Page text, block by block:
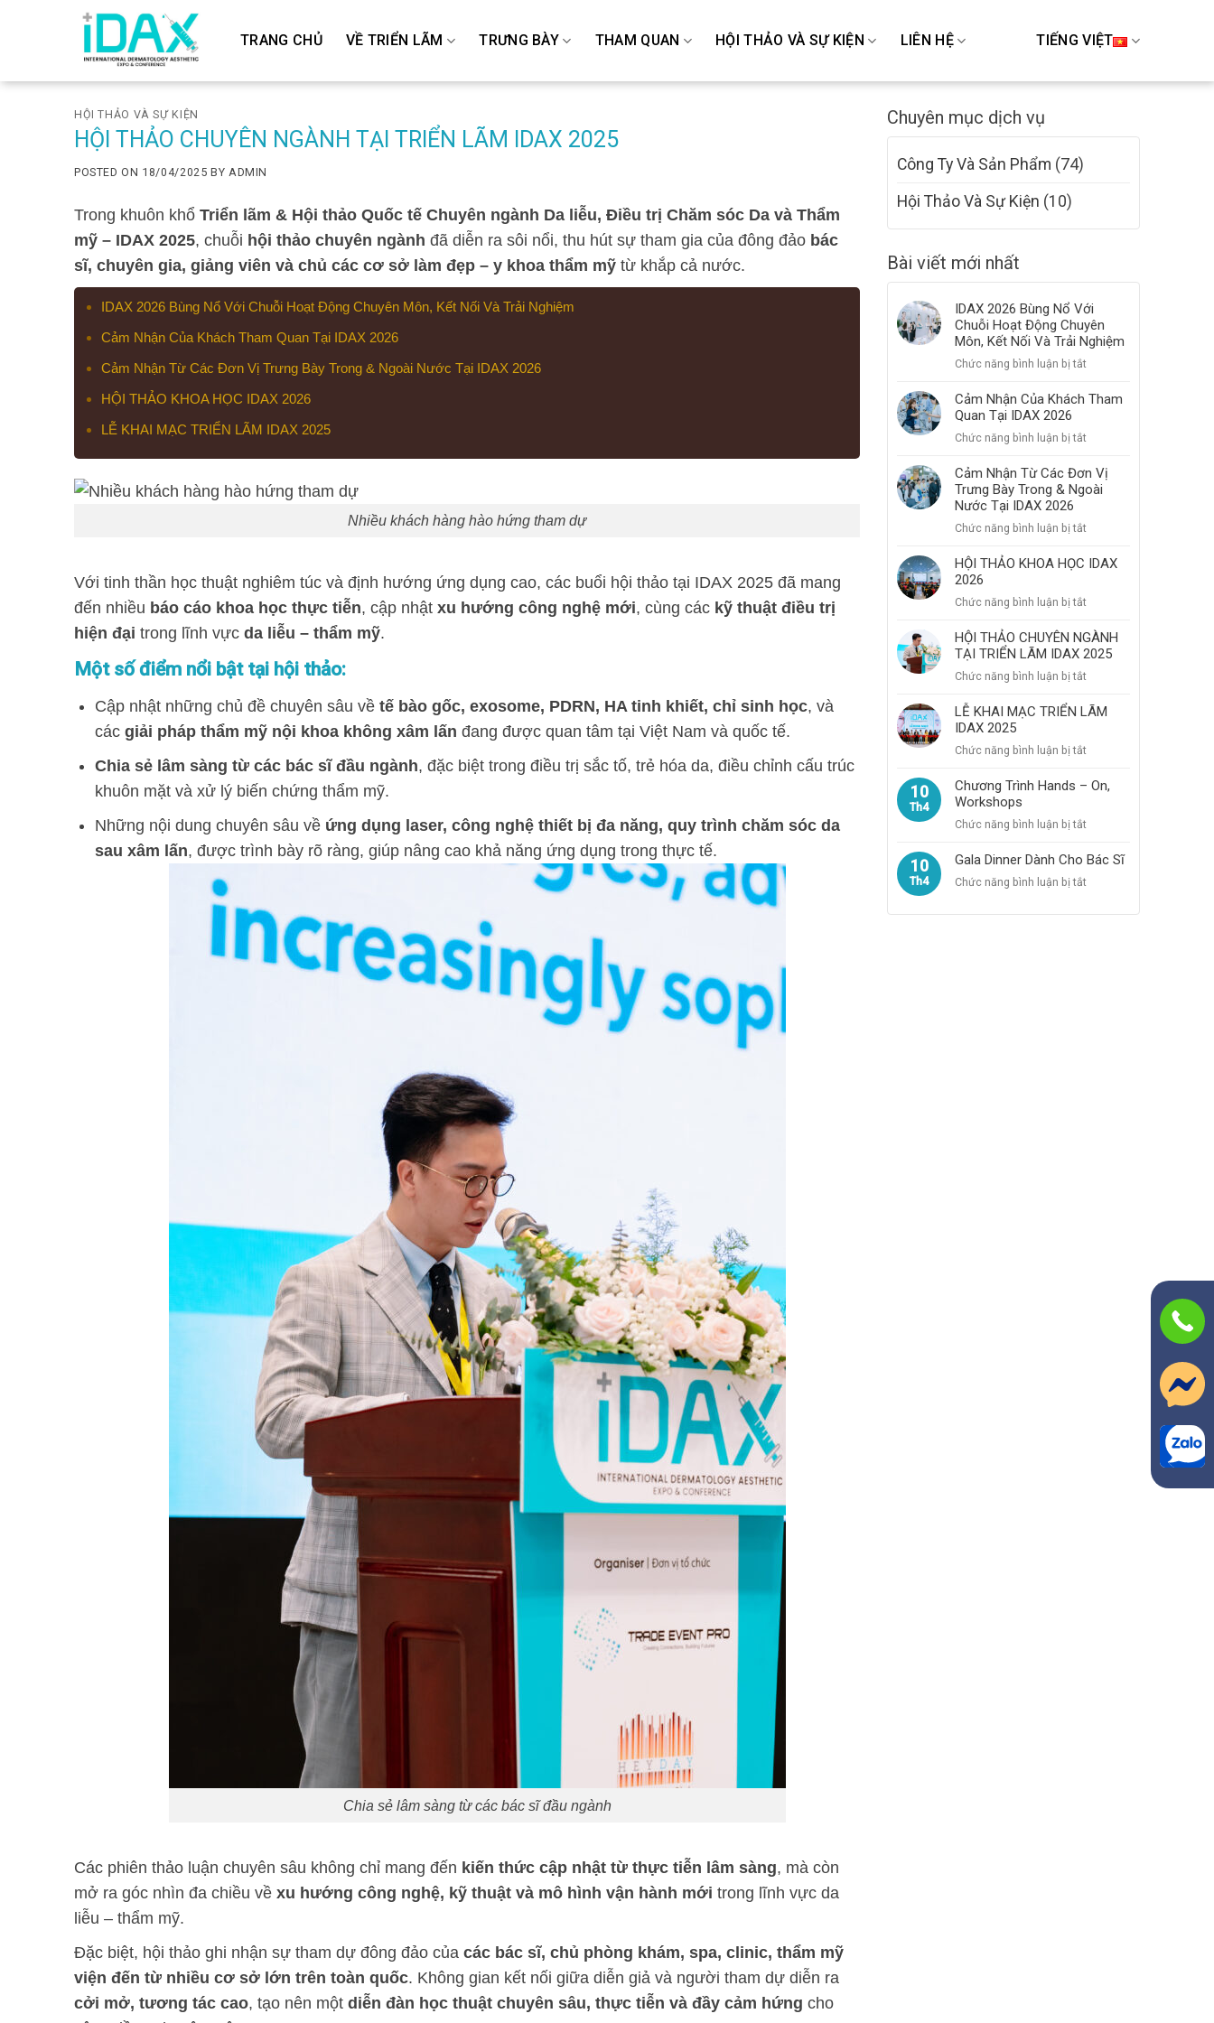
TRANG CHỦ VỀ TRIỂN LÃM TRƯNG BÀY THAM QUAN HỘI THẢO VÀ SỰ KIỆN LIÊN HỆ TIẾNG VIỆT
HỘI THẢO VÀ SỰ KIỆN
HỘI THẢO CHUYÊN NGÀNH TẠI TRIỂN LÃM IDAX 2025
POSTED ON 18/04/2025 BY ADMIN
Trong khuôn khổ Triển lãm & Hội thảo Quốc tế Chuyên ngành Da liễu, Điều trị Chăm sóc Da và Thẩm
mỹ – IDAX 2025, chuỗi hội thảo chuyên ngành đã diễn ra sôi nổi, thu hút sự tham gia của đông đảo bác
sĩ, chuyên gia, giảng viên và chủ các cơ sở làm đẹp – y khoa thẩm mỹ từ khắp cả nước.
IDAX 2026 Bùng Nổ Với Chuỗi Hoạt Động Chuyên Môn, Kết Nối Và Trải Nghiệm
Cảm Nhận Của Khách Tham Quan Tại IDAX 2026
Cảm Nhận Từ Các Đơn Vị Trưng Bày Trong & Ngoài Nước Tại IDAX 2026
HỘI THẢO KHOA HỌC IDAX 2026
LỄ KHAI MẠC TRIỂN LÃM IDAX 2025
Nhiều khách hàng hào hứng tham dự
Với tinh thần học thuật nghiêm túc và định hướng ứng dụng cao, các buổi hội thảo tại IDAX 2025 đã mang
đến nhiều báo cáo khoa học thực tiễn, cập nhật xu hướng công nghệ mới, cùng các kỹ thuật điều trị
hiện đại trong lĩnh vực da liễu – thẩm mỹ.
Một số điểm nổi bật tại hội thảo:
Cập nhật những chủ đề chuyên sâu vềtế bào gốc, exosome, PDRN, HA tinh khiết, chỉ sinh học, và
cácgiải pháp thẩm mỹ nội khoa không xâm lấn đang được quan tâm tại Việt Nam và quốc tế.
Chia sẻ lâm sàng từ các bác sĩ đầu ngành, đặc biệt trong điều trị sắc tố, trẻ hóa da, điều chỉnh cấu trúc
khuôn mặt và xử lý biến chứng thẩm mỹ.
Những nội dung chuyên sâu về ứng dụng laser, công nghệ thiết bị đa năng, quy trình chăm sóc da
sau xâm lấn, được trình bày rõ ràng, giúp nâng cao khả năng ứng dụng trong thực tế.
Chia sẻ lâm sàng từ các bác sĩ đầu ngành
Các phiên thảo luận chuyên sâu không chỉ mang đến kiến thức cập nhật từ thực tiễn lâm sàng, mà còn
mở ra góc nhìn đa chiều về xu hướng công nghệ, kỹ thuật và mô hình vận hành mới trong lĩnh vực da
liễu – thẩm mỹ.
Đặc biệt, hội thảo ghi nhận sự tham dự đông đảo của các bác sĩ, chủ phòng khám, spa, clinic, thẩm mỹ
viện đến từ nhiều cơ sở lớn trên toàn quốc. Không gian kết nối giữa diễn giả và người tham dự diễn ra
cởi mở, tương tác cao, tạo nên một diễn đàn học thuật chuyên sâu, thực tiễn và đầy cảm hứng cho
Chuyên mục dịch vụ
Công Ty Và Sản Phẩm (74)
Hội Thảo Và Sự Kiện (10)
Bài viết mới nhất
IDAX 2026 Bùng Nổ Với
Chuỗi Hoạt Động Chuyên
Môn, Kết Nối Và Trải Nghiệm
Chức năng bình luận bị tắtở
2026
Chuỗi
Hoạt
Môn,
Nối
Trải
Cảm Nhận Của Khách Tham
Quan Tại IDAX 2026
Chức năng bình luận bị tắtở
Nhận
Của
Tại
Cảm Nhận Từ Các Đơn Vị
Trưng Bày Trong & Ngoài
Nước Tại IDAX 2026
Chức năng bình luận bị tắtở
Nhận
Vị
Trưng
Trong
Ngoài
Tại
2026
HỘI THẢO KHOA HỌC IDAX
2026
Chức năng bình luận bị tắtở
THẢO
KHOA
2026
HỘI THẢO CHUYÊN NGÀNH
TẠI TRIỂN LÃM IDAX 2025
Chức năng bình luận bị tắtở
THẢO
TRIỂN
LÃM
2025
LỄ KHAI MẠC TRIỂN LÃM
IDAX 2025
Chức năng bình luận bị tắtở
KHAI
IDAX
2025
10
Th4
Chương Trình Hands – On,
Workshops
Chức năng bình luận bị tắtở
Trình
10
Th4
Gala Dinner Dành Cho Bác Sĩ
Chức năng bình luận bị tắtở
Dinner